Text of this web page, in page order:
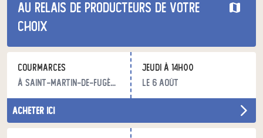
au relais de producteurs de votre
choix
Courmarces
à Saint-Martin-de-Fugères
jeudi à 14h00
le 6 août
acheter ici